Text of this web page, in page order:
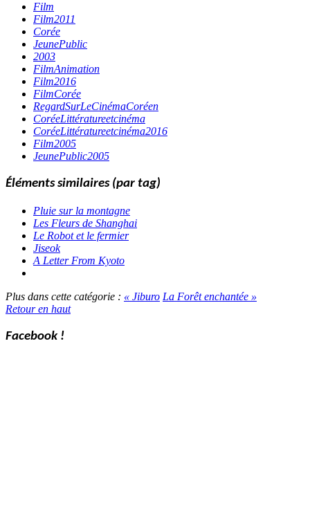
Film
Film2011
Corée
JeunePublic
2003
FilmAnimation
Film2016
FilmCorée
RegardSurLeCinémaCoréen
CoréeLittératureetcinéma
CoréeLittératureetcinéma2016
Film2005
JeunePublic2005
Éléments similaires (par tag)
Pluie sur la montagne
Les Fleurs de Shanghai
Le Robot et le fermier
Jiseok
A Letter From Kyoto
Plus dans cette catégorie : « Jiburo La Forêt enchantée »
Retour en haut
Facebook !